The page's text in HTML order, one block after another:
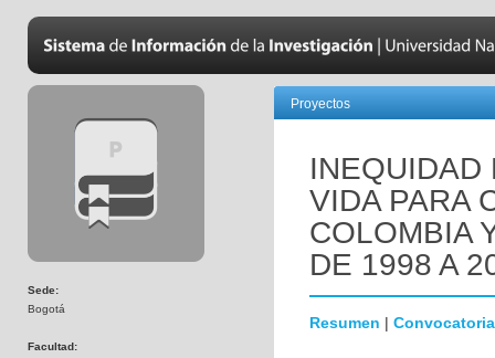
Sede:
Bogotá
Facultad:
Proyectos
INEQUIDAD
VIDA PARA
COLOMBIA
DE 1998 A
Resumen | Convocatoria